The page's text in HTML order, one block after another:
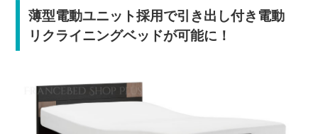
薄型電動ユニット採用で引き出し付き電動
リクライニングベッドが可能に！